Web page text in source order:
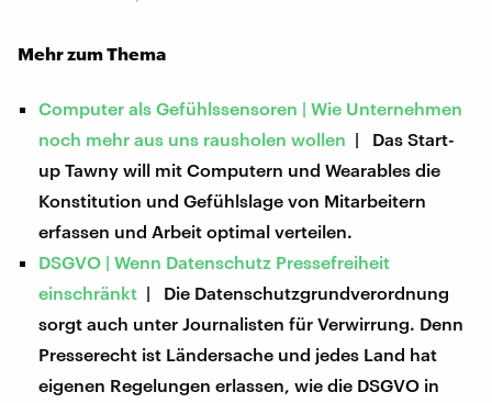
Mehr zum Thema
Computer als Gefühlssensoren | Wie Unternehmen
noch mehr aus uns rausholen wollen | Das Start-
up Tawny will mit Computern und Wearables die
Konstitution und Gefühlslage von Mitarbeitern
erfassen und Arbeit optimal verteilen.
DSGVO | Wenn Datenschutz Pressefreiheit
einschränkt | Die Datenschutzgrundverordnung
sorgt auch unter Journalisten für Verwirrung. Denn
Presserecht ist Ländersache und jedes Land hat
eigenen Regelungen erlassen, wie die DSGVO in